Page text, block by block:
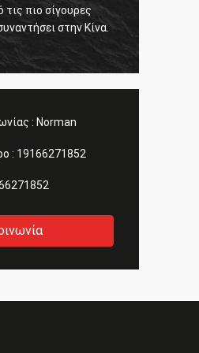
τις πιο σίγουρες
στην Κίνα.
: Norman
: 19166271852